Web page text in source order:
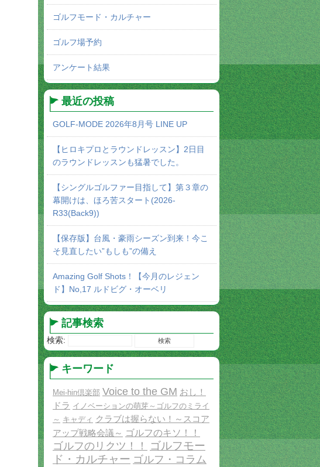
ゴルフモード・カルチャー
ゴルフ場予約
アンケート結果
最近の投稿
GOLF-MODE 2026年8月号 LINE UP
【ヒロキプロとラウンドレッスン】2日目
のラウンドレッスンも猛暑でした。
【シングルゴルファー目指して】第３章の
幕開けは、ほろ苦スタート(2026-
R33(Back9))
【保存版】台風・豪雨シーズン到来！今こ
そ見直したい”もしも”の備え
Amazing Golf Shots！【今月のレジェン
ド】No,17 ルドビグ・オーベリ
記事検索
検索:
キーワード
Mei-hin倶楽部 Voice to the GM おし！
ドラ イノベーションの萌芽～ゴルフのミライ
～ キャディ クラブは握らない！～スコア
アップ戦略会議～ ゴルフのキソ！！
ゴルフのリクツ！！
ゴルフモー
ド・カルチャー ゴルフ・コラム